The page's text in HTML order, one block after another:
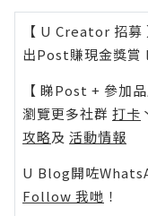
【 U Creator 招募
出Post賺現金獎賞 l
【 睇Post + 參加品
瀏覽更多社群 打卡
攻略及 活動情報
U Blog開咗
Follow 我哋 ！